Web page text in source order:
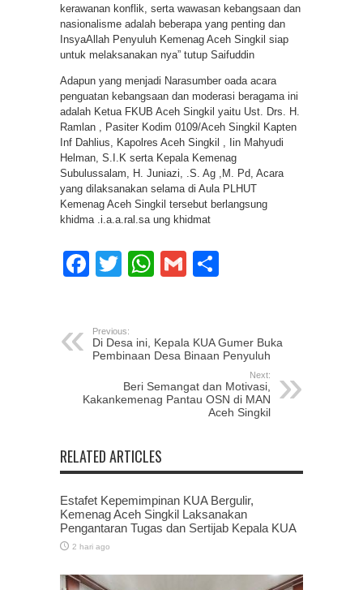
kerawanan konflik, serta wawasan kebangsaan dan
nasionalisme adalah beberapa yang penting dan
InsyaAllah Penyuluh Kemenag Aceh Singkil siap
untuk melaksanakan nya” tutup Saifuddin
Adapun yang menjadi Narasumber oada acara
penguatan kebangsaan dan moderasi beragama ini
adalah Ketua FKUB Aceh Singkil yaitu Ust. Drs. H.
Ramlan , Pasiter Kodim 0109/Aceh Singkil Kapten
Inf Dahlius, Kapolres Aceh Singkil , Iin Mahyudi
Helman, S.I.K serta Kepala Kemenag
Subulussalam, H. Juniazi, .S. Ag ,M. Pd, Acara
yang dilaksanakan selama di Aula PLHUT
Kemenag Aceh Singkil tersebut berlangsung
khidma .i.a.a.ral.sa ung khidmat
Facebook
TwitterWhatsApp
Gmail
Previous:
Di Desa ini, Kepala KUA Gumer Buka
Pembinaan Desa Binaan Penyuluh
Next:
Beri Semangat dan Motivasi,
Kakankemenag Pantau OSN di MAN
Aceh Singkil
RELATED ARTICLES
Estafet Kepemimpinan KUA Bergulir,
Kemenag Aceh Singkil Laksanakan
Pengantaran Tugas dan Sertijab Kepala KUA
2 hari ago